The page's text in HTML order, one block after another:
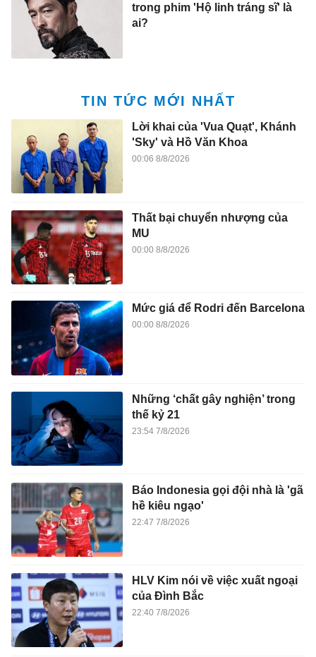
trong phim 'Hộ linh tráng sĩ' là
ai?
TIN TỨC MỚI NHẤT
Lời khai của 'Vua Quạt', Khánh
'Sky' và Hồ Văn Khoa
00:06 8/8/2026
Thất bại chuyển nhượng của
MU
00:00 8/8/2026
Mức giá để Rodri đến Barcelona
00:00 8/8/2026
Những ‘chất gây nghiện’ trong
thế kỷ 21
23:54 7/8/2026
Báo Indonesia gọi đội nhà là 'gã
hề kiêu ngạo'
22:47 7/8/2026
HLV Kim nói về việc xuất ngoại
của Đình Bắc
22:40 7/8/2026